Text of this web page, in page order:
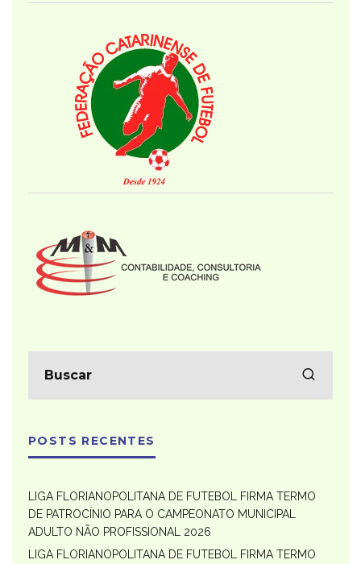
POSTS RECENTES
LIGA FLORIANOPOLITANA DE FUTEBOL FIRMA TERMO
DE PATROCÍNIO PARA O CAMPEONATO MUNICIPAL
ADULTO NÃO PROFISSIONAL 2026
LIGA FLORIANOPOLITANA DE FUTEBOL FIRMA TERMO